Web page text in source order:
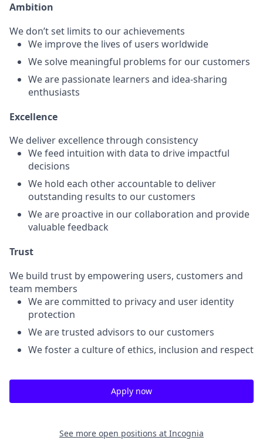
Ambition
We don’t set limits to our achievements
We improve the lives of users worldwide
We solve meaningful problems for our customers
We are passionate learners and idea-sharing
enthusiasts
Excellence
We deliver excellence through consistency
We feed intuition with data to drive impactful
decisions
We hold each other accountable to deliver
outstanding results to our customers
We are proactive in our collaboration and provide
valuable feedback
Trust
We build trust by empowering users, customers and
team members
We are committed to privacy and user identity
protection
We are trusted advisors to our customers
We foster a culture of ethics, inclusion and respect
Apply now
See more open positions at Incognia